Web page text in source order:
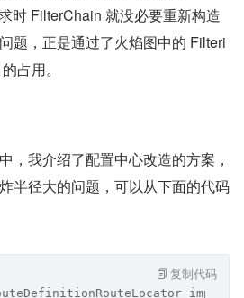
时 FilterChain 就没必要重新构造
题，正是通过了火焰图中的 Filteri
占用。
，我介绍了配置中心改造的方案，
半径大的问题，可以从下面的代码
复制代码